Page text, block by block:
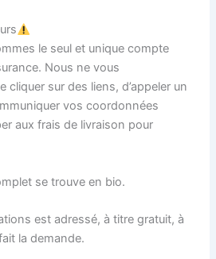
le seul et unique compte
Nous ne vous
cliquer sur des liens, d’appeler un
vos coordonnées
aux frais de livraison pour
se trouve en bio.
est adressé, à titre gratuit, à
la demande.